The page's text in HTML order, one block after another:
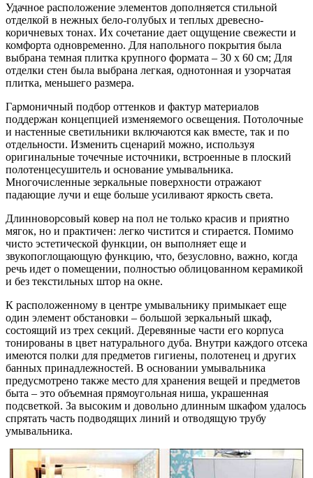
Удачное расположение элементов дополняется стильной
отделкой в ​​нежных бело-голубых и теплых древесно-
коричневых тонах. Их сочетание дает ощущение свежести и
комфорта одновременно. Для напольного покрытия была
выбрана темная плитка крупного формата – 30 х 60 см; Для
отделки стен была выбрана легкая, однотонная и узорчатая
плитка, меньшего размера.
Гармоничный подбор оттенков и фактур материалов
поддержан концепцией изменяемого освещения. Потолочные
и настенные светильники включаются как вместе, так и по
отдельности. Изменить сценарий можно, используя
оригинальные точечные источники, встроенные в плоский
полотенцесушитель и основание умывальника.
Многочисленные зеркальные поверхности отражают
падающие лучи и еще больше усиливают яркость света.
Длинноворсовый ковер на пол не только красив и приятно
мягок, но и практичен: легко чистится и стирается. Помимо
чисто эстетической функции, он выполняет еще и
звукопоглощающую функцию, что, безусловно, важно, когда
речь идет о помещении, полностью облицованном керамикой
и без текстильных штор на окне.
К расположенному в центре умывальнику примыкает еще
один элемент обстановки – большой зеркальный шкаф,
состоящий из трех секций. Деревянные части его корпуса
тонированы в цвет натурального дуба. Внутри каждого отсека
имеются полки для предметов гигиены, полотенец и других
банных принадлежностей. В основании умывальника
предусмотрено также место для хранения вещей и предметов
быта – это объемная прямоугольная ниша, украшенная
подсветкой. За высоким и довольно длинным шкафом удалось
спрятать часть подводящих линий и отводящую трубу
умывальника.